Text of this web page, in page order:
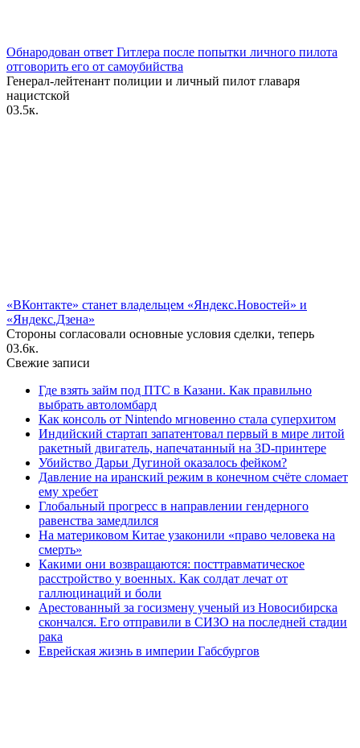
Обнародован ответ Гитлера после попытки личного пилота
отговорить его от самоубийства
Генерал-лейтенант полиции и личный пилот главаря
нацистской
03.5к.
«ВКонтакте» станет владельцем «Яндекс.Новостей» и
«Яндекс.Дзена»
Стороны согласовали основные условия сделки, теперь
03.6к.
Свежие записи
Где взять займ под ПТС в Казани. Как правильно
выбрать автоломбард
Как консоль от Nintendo мгновенно стала суперхитом
Индийский стартап запатентовал первый в мире литой
ракетный двигатель, напечатанный на 3D-принтере
Убийство Дарьи Дугиной оказалось фейком?
Давление на иранский режим в конечном счёте сломает
ему хребет
Глобальный прогресс в направлении гендерного
равенства замедлился
На материковом Китае узаконили «право человека на
смерть»
Какими они возвращаются: посттравматическое
расстройство у военных. Как солдат лечат от
галлюцинаций и боли
Арестованный за госизмену ученый из Новосибирска
скончался. Его отправили в СИЗО на последней стадии
рака
Еврейская жизнь в империи Габсбургов